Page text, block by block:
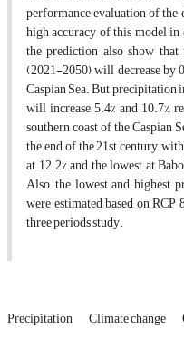
performance evaluation of the
high accuracy of this model
the prediction also show
(2021-2050) will decrease by
Caspian Sea. But
will increase 5.4% and
southern coast of the Caspian
the end of the 21st century,
at 12.2% and the lowest at
Also, the lowest and highest
were estimated based on
three periods study.
Precipitation Climate change